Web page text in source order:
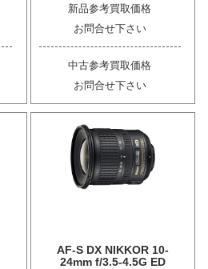
新品参考買取価格
お問合せ下さい
中古参考買取価格
お問合せ下さい
AF-S DX NIKKOR 10-
24mm f/3.5-4.5G ED